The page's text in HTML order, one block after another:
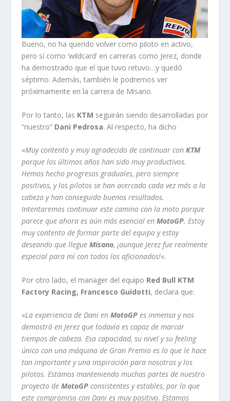
Bueno, no ha querido volver como piloto en activo,
pero sí como ‘wildcard’ en carreras como Jerez, donde
ha demostrado que el que tuvo retuvo…y quedó
séptimo. Además, también le podremos ver
próximamente en la carrera de Misano.
Por lo tanto, las KTM seguirán siendo desarrolladas por
“nuestro” Dani Pedrosa. Al respecto, ha dicho
«Muy contento y muy agradecido de continuar con KTM
porque los últimos años han sido muy productivos.
Hemos hecho progresos graduales, pero siempre
positivos, y los pilotos se han acercado cada vez más a la
cabeza y han conseguido buenos resultados.
Intentaremos continuar este camino con la moto porque
parece que ahora es aún más esencial enMotoGP. Estoy
muy contento de formar parte del equipo y estoy
deseando que llegueMisano, ¡aunque Jerez fue realmente
especial para mí con todos los aficionados!«.
Por otro lado, el manager del equipo Red Bull KTM
Factory Racing, Francesco Guidotti, declara que:
«La experiencia de Dani enMotoGP es inmensa y nos
demostró en Jerez que todavía es capaz de marcar
tiempos de cabeza. Esa capacidad, su nivel y su feeling
único con una máquina de Gran Premio es lo que le hace
tan importante y una inspiración para nosotros y los
pilotos. Estamos manteniendo muchas partes de nuestro
proyecto deMotoGP consistentes y estables, por lo que
este compromiso con Dani es muy positivo. Estamos